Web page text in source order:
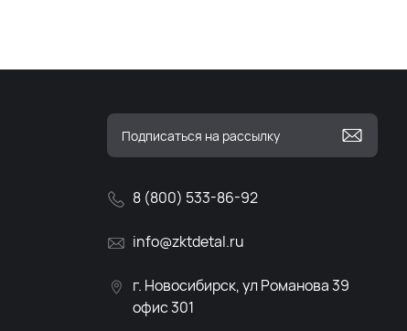
8 (800) 533-86-92
info@zktdetal.ru
г. Новосибирск, ул Романова 39
офис 301